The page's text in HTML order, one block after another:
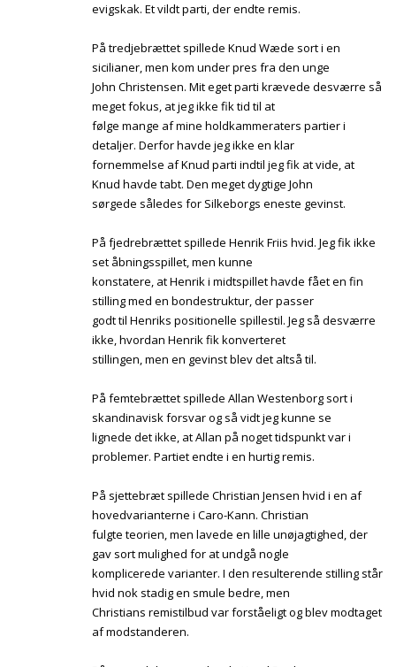
evigskak. Et vildt parti, der endte remis.
På tredjebrættet spillede Knud Wæde sort i en
sicilianer, men kom under pres fra den unge
John Christensen. Mit eget parti krævede desværre så
meget fokus, at jeg ikke fik tid til at
følge mange af mine holdkammeraters partier i
detaljer. Derfor havde jeg ikke en klar
fornemmelse af Knud parti indtil jeg fik at vide, at
Knud havde tabt. Den meget dygtige John
sørgede således for Silkeborgs eneste gevinst.
På fjedrebrættet spillede Henrik Friis hvid. Jeg fik ikke
set åbningsspillet, men kunne
konstatere, at Henrik i midtspillet havde fået en fin
stilling med en bondestruktur, der passer
godt til Henriks positionelle spillestil. Jeg så desværre
ikke, hvordan Henrik fik konverteret
stillingen, men en gevinst blev det altså til.
På femtebrættet spillede Allan Westenborg sort i
skandinavisk forsvar og så vidt jeg kunne se
lignede det ikke, at Allan på noget tidspunkt var i
problemer. Partiet endte i en hurtig remis.
På sjettebræt spillede Christian Jensen hvid i en af
hovedvarianterne i Caro-Kann. Christian
fulgte teorien, men lavede en lille unøjagtighed, der
gav sort mulighed for at undgå nogle
komplicerede varianter. I den resulterende stilling står
hvid nok stadig en smule bedre, men
Christians remistilbud var forståeligt og blev modtaget
af modstanderen.